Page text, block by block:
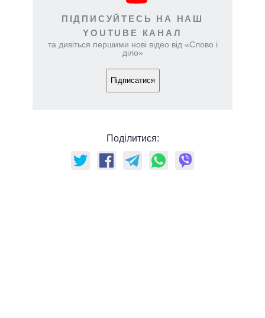
ПІДПИСУЙТЕСЬ НА НАШ
YOUTUBE КАНАЛ
та дивіться першими нові відео від «Слово і
діло»
Підписатися
Поділитися: